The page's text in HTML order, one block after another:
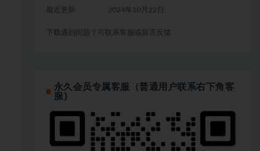
最近更新 2024年10月22日
下载遇到问题？可联系客服或留言反馈
永久会员专属客服（普通用户联系右下角客
服）